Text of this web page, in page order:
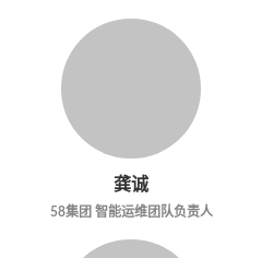
龚诚
58集团 智能运维团队负责人